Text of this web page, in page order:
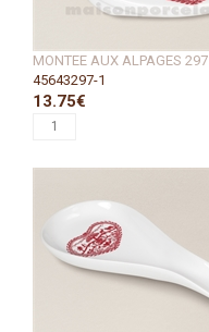
MONTEE AUX ALPAGES 297
45643297-1
13.75€